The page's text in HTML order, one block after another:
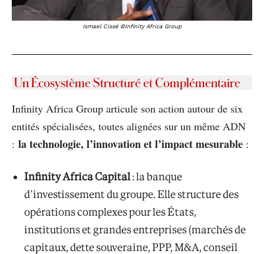
Ismael Cissé ©Infinity Africa Group
Un Écosystème Structuré et Complémentaire
Infinity Africa Group articule son action autour de six
entités spécialisées, toutes alignées sur un même ADN
: la technologie, l’innovation et l’impact mesurable :
Infinity Africa Capital: la banque
d’investissement du groupe. Elle structure des
opérations complexes pour les États,
institutions et grandes entreprises (marchés de
capitaux, dette souveraine, PPP, M&A, conseil